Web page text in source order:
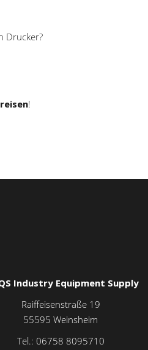
Drucker?
!
Industry Equipment Supply
Raiffeisenstraße 19
55595 Weinsheim
Tel.: 06758 8095710